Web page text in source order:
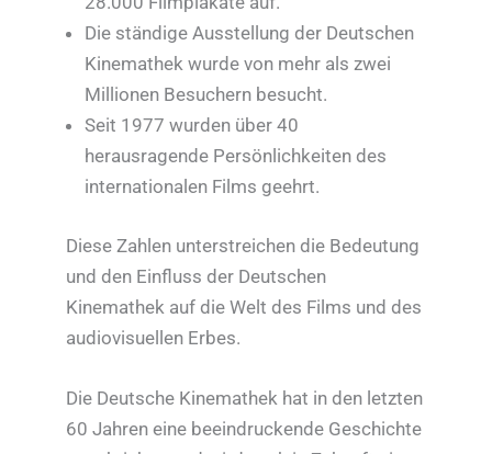
Die ständige Ausstellung der Deutschen
Kinemathek wurde von mehr als zwei
Millionen Besuchern besucht.
Seit 1977 wurden über 40
herausragende Persönlichkeiten des
internationalen Films geehrt.
Diese Zahlen unterstreichen die Bedeutung
und den Einfluss der Deutschen
Kinemathek auf die Welt des Films und des
audiovisuellen Erbes.
Die Deutsche Kinemathek hat in den letzten
60 Jahren eine beeindruckende Geschichte